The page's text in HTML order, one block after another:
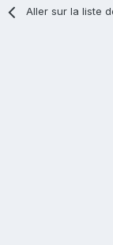
Aller sur la liste